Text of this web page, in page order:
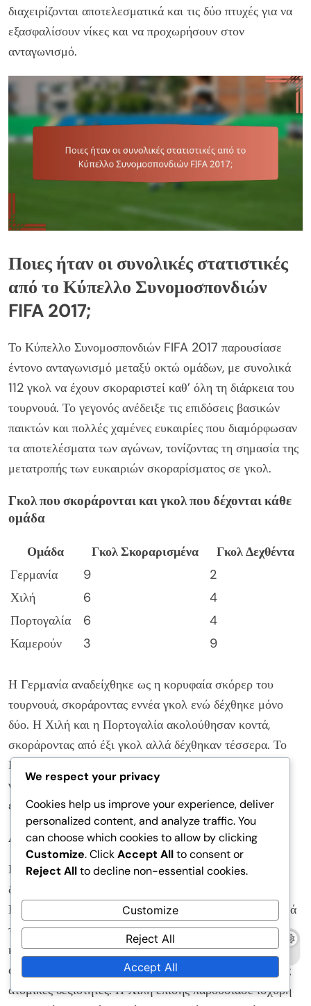
διαχειρίζονται αποτελεσματικά και τις δύο πτυχές για να
εξασφαλίσουν νίκες και να προχωρήσουν στον
ανταγωνισμό.
Ποιες ήταν οι συνολικές στατιστικές
από το Κύπελλο Συνομοσπονδιών
FIFA 2017;
Το Κύπελλο Συνομοσπονδιών FIFA 2017 παρουσίασε
έντονο ανταγωνισμό μεταξύ οκτώ ομάδων, με συνολικά
112 γκολ να έχουν σκοραριστεί καθ’ όλη τη διάρκεια του
τουρνουά. Το γεγονός ανέδειξε τις επιδόσεις βασικών
παικτών και πολλές χαμένες ευκαιρίες που διαμόρφωσαν
τα αποτελέσματα των αγώνων, τονίζοντας τη σημασία της
μετατροπής των ευκαιριών σκοραρίσματος σε γκολ.
Γκολ που σκοράρονται και γκολ που δέχονται κάθε
ομάδα
Ομάδα Γκολ Σκοραρισμένα
Γκολ Δεχθέντα
Γερμανία
9
2
Χιλή
6
4
Πορτογαλία
6
4
Καμερούν
3 9
Η Γερμανία αναδείχθηκε ως η κορυφαία σκόρερ του
τουρνουά, σκοράροντας εννέα γκολ ενώ δέχθηκε μόνο
δύο. Η Χιλή και η Πορτογαλία ακολούθησαν κοντά,
σκοράροντας από έξι γκολ αλλά δέχθηκαν τέσσερα. Το
Καμερούν δυσκολεύτηκε αμυντικά, επιτρέποντας εννέα
γκολ ενώ μόνο σκοράροντας τρία, γεγονός που τελικά
επηρέασε την απόδοσή τους στο τουρνουά.
Ανάλυση ευκαιριών σκοραρίσματος
Καθ’ όλη τη διάρκεια του τουρνουά, οι ομάδες
δημιούργησαν πολλές ευκαιρίες σκοραρίσματος, με τη
Γερμανία να ηγείται σε αυτή την κατηγορία. Η ικανότητά
τους να μετατρέπουν τις ευκαιρίες σε γκολ ήταν
καθοριστικός παράγοντας στην επιτυχία τους,
αναδεικνύοντας την αποτελεσματική συνεργασία και τις
ατομικές δεξιότητες. Η Χιλή επίσης παρουσίασε ισχυρή
We respect your privacy
Cookies help us improve your experience, deliver
personalized content, and analyze traffic. You
can choose which cookies to allow by clicking
Customize. ClickAccept Allto consent or
Reject Allto decline non-essential cookies.
Customize
Reject All
Accept All